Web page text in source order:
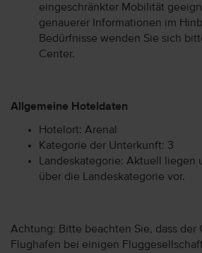
eingeschränkter Mobilität
genauerer Informationen im
Bedürfnisse wenden Sie sich
Center.
Allgemeine Hoteldaten
Hotelort: Arenal
Kategorie der Unterkunft: 3
Landeskategorie: Aktuell liegen
über die Landeskategorie vor.
Achtung: Bitte beachten Sie, dass der
Flughafen bei einigen